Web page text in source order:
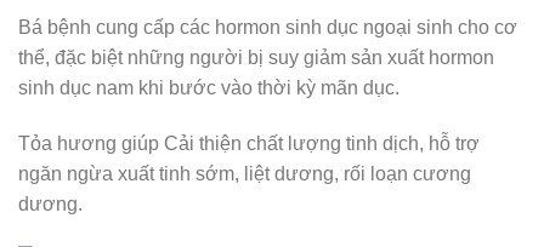
Bá bệnh cung cấp các hormon sinh dục ngoại sinh cho cơ
thể, đặc biệt những người bị suy giảm sản xuất hormon
sinh dục nam khi bước vào thời kỳ mãn dục.
Tỏa hương giúp Cải thiện chất lượng tinh dịch, hỗ trợ
ngăn ngừa xuất tinh sớm, liệt dương, rối loạn cương
dương.